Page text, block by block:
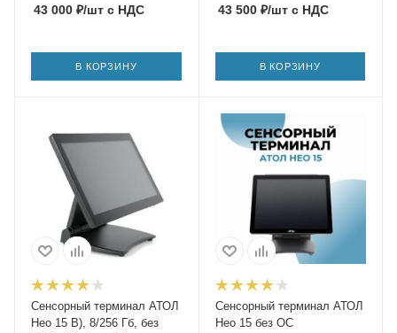
43 000 ₽/шт с НДС
В КОРЗИНУ
43 500₽/штс НДС
В КОРЗИНУ
Сенсорный терминал АТОЛ
Нео 15 B), 8/256 Гб, без
Сенсорный терминал АТОЛ
Нео 15 без ОС